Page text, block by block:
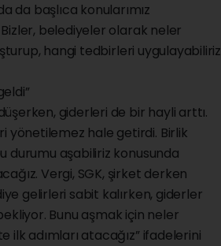
da başlıca konularımız
belediyeler olarak neler
hangi tedbirleri uygulayabiliriz
giderleri de bir hayli arttı.
yönetilemez hale getirdi. Birlik
durumu aşabiliriz konusunda
Vergi, SGK, şirket derken
gelirleri sabit kalırken, giderler
Bunu aşmak için neler
adımları atacağız” ifadelerini